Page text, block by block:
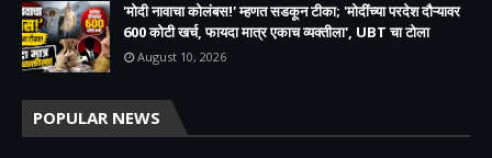
'मोदी नावाचा कोलंबस!' म्हणत सडकून टीका; 'मोदींच्या परदेश दौऱ्यावर
600 कोटी खर्च, फायदा मात्र एकाच व्यक्तीला', UBT चा टोला
August 10, 2026
POPULAR NEWS